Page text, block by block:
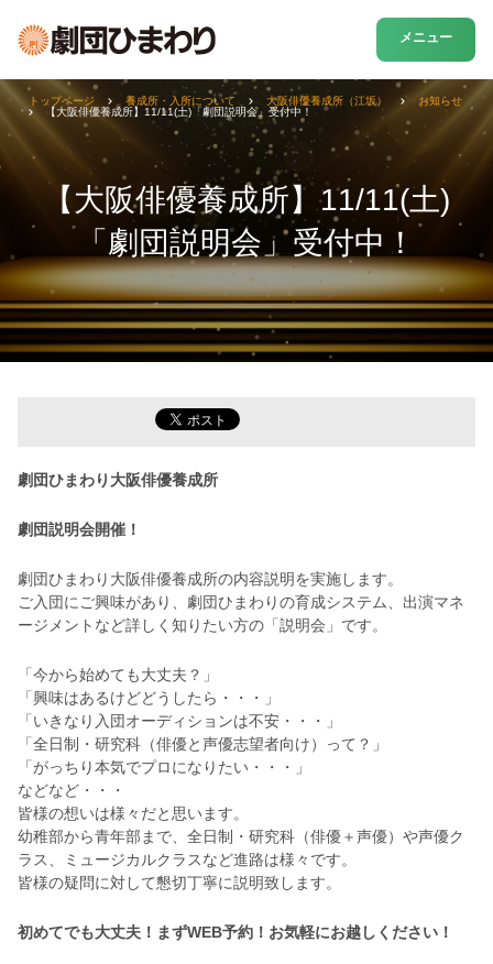
メニュー
【大阪俳優養成所】11/11(土)
「劇団説明会」受付中！
トップページ 養成所・入所について 大阪俳優養成所（江坂）
お知らせ
【大阪俳優養成所】11/11(土)「劇団説明会」受付中！
劇団ひまわり大阪俳優養成所
劇団説明会開催！
劇団ひまわり大阪俳優養成所の内容説明を実施します。
ご入団にご興味があり、劇団ひまわりの育成システム、出演マネ
ージメントなど詳しく知りたい方の「説明会」です。
「今から始めても大丈夫？」
「興味はあるけどどうしたら・・・」
「いきなり入団オーディションは不安・・・」
「全日制・研究科（俳優と声優志望者向け）って？」
「がっちり本気でプロになりたい・・・」
などなど・・・
皆様の想いは様々だと思います。
幼稚部から青年部まで、全日制・研究科（俳優＋声優）や声優ク
ラス、ミュージカルクラスなど進路は様々です。
皆様の疑問に対して懇切丁寧に説明致します。
初めてでも大丈夫！まずWEB予約！お気軽にお越しください！